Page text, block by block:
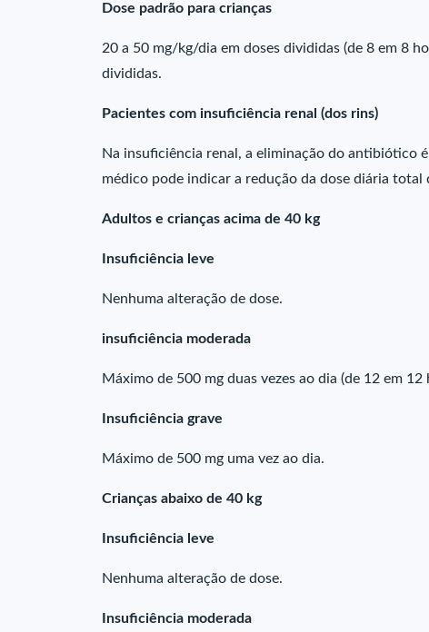
Dose padrão para crianças
20 a 50 mg/kg/dia em doses divididas (de 8 em 8
divididas.
Pacientes com insuficiência renal (dos rins)
Na insuficiência renal, a eliminação do antibiótico
médico pode indicar a redução da dose diária total
Adultos e crianças acima de 40 kg
Insuficiência leve
Nenhuma alteração de dose.
insuficiência moderada
Máximo de 500 mg duas vezes ao dia (de 12 em 12
Insuficiência grave
Máximo de 500 mg uma vez ao dia.
Crianças abaixo de 40 kg
Insuficiência leve
Nenhuma alteração de dose.
Insuficiência moderada